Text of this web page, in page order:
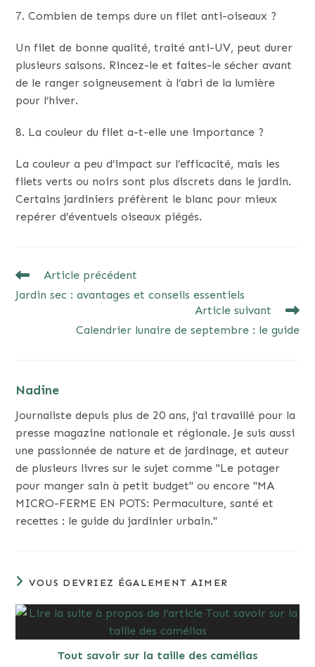
7. Combien de temps dure un filet anti-oiseaux ?
Un filet de bonne qualité, traité anti-UV, peut durer
plusieurs saisons. Rincez-le et faites-le sécher avant
de le ranger soigneusement à l’abri de la lumière
pour l’hiver.
8. La couleur du filet a-t-elle une importance ?
La couleur a peu d’impact sur l’efficacité, mais les
filets verts ou noirs sont plus discrets dans le jardin.
Certains jardiniers préfèrent le blanc pour mieux
repérer d’éventuels oiseaux piégés.
READ
ARTICLES
Article précédent
Jardin sec : avantages et conseils essentiels
Article suivant
Calendrier lunaire de septembre : le guide
Nadine
Journaliste depuis plus de 20 ans, j'ai travaillé pour la
presse magazine nationale et régionale. Je suis aussi
une passionnée de nature et de jardinage, et auteur
de plusieurs livres sur le sujet comme "Le potager
pour manger sain à petit budget" ou encore "MA
MICRO-FERME EN POTS: Permaculture, santé et
recettes : le guide du jardinier urbain."
VOUS DEVRIEZ ÉGALEMENT AIMER
Tout savoir sur la taille des camélias